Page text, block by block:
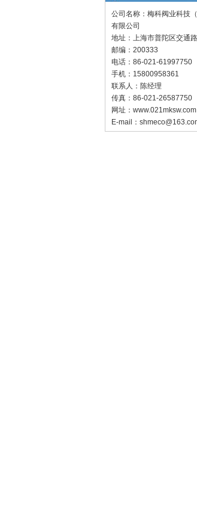
公司名称：梅科阀业科技（
有限公司
地址：上海市普陀区交通路
邮编：200333
电话：86-021-61997750
手机：15800958361
联系人：陈经理
传真：86-021-26587750
网址： www.021mksw.com
E-mail：